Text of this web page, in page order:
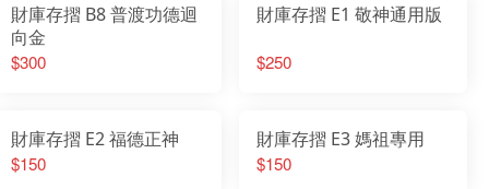
財庫存摺 B8 普渡功德迴
向金
$300
財庫存摺 E1 敬神通用版
$250
財庫存摺 E2 福德正神
$150
財庫存摺 E3 媽祖專用
$150